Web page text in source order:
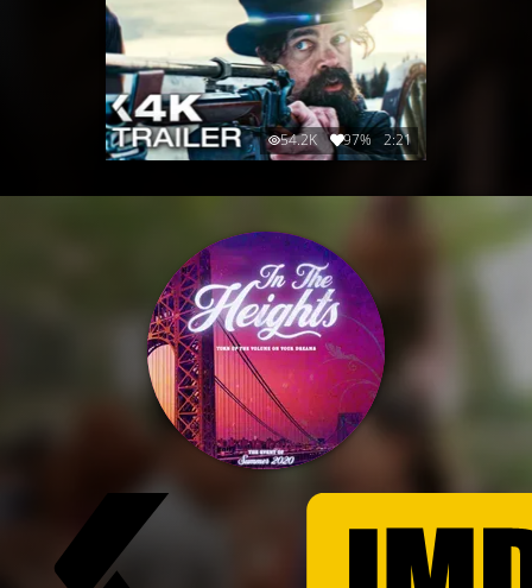
54.2K 97% 2:21